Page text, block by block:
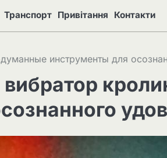
Транспорт Привітання Контакти
инструменты для